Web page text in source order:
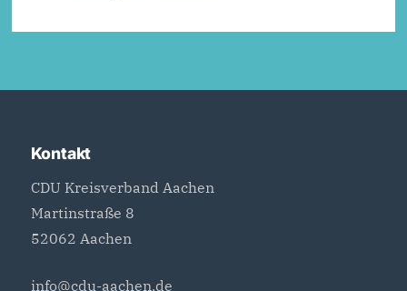
Kontakt
CDU Kreisverband Aachen
Martinstraße 8
52062 Aachen
info@cdu-aachen.de